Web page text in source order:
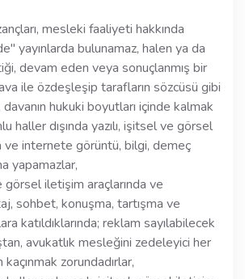
mesleki faaliyeti hakkında
yayınlarda bulunamaz, halen ya da
devam eden veya sonuçlanmış bir
ile özdeşleşip tarafların sözcüsü gibi
hukuki boyutları içinde kalmak
haller dışında yazılı, işitsel ve görsel
ve internete görüntü, bilgi, demeç
yapamazlar,
görsel iletişim araçlarında ve
sohbet, konuşma, tartışma ve
katıldıklarında; reklam sayılabilecek
avukatlık mesleğini zedeleyici her
zorundadırlar,